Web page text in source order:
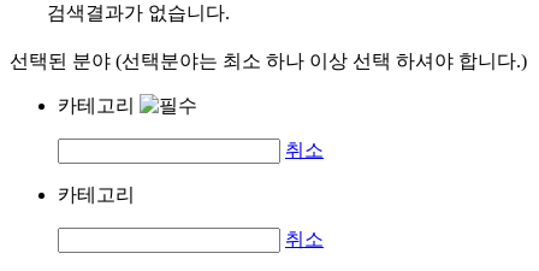
검색결과가 없습니다.
선택된 분야 (선택분야는 최소 하나 이상 선택 하셔야 합니다.)
카테고리
취소
카테고리
취소